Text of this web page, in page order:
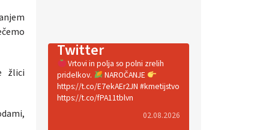
žlici
Twitter
Vrtovi in polja so polni zrelih
pridelkov.
NAROČANJE
https://t.co/E7ekAEr2JN #kmetijstvo
https://t.co/fPA11tblvn
02.08.2026